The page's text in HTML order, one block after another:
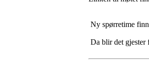
Ny spørretime
Da blir det gjester